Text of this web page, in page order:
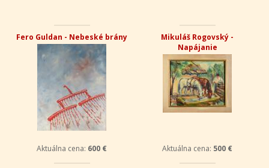
Fero Guldan - Nebeské brány
Aktuálna cena: 600 €
Mikuláš Rogovský -
Napájanie
Aktuálna cena: 500 €